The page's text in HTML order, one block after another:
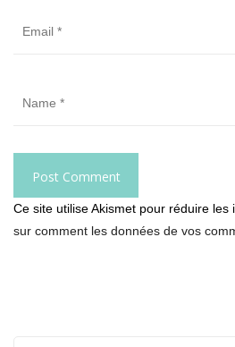
Ce site utilise Akismet pour réduire les
sur comment les données de vos